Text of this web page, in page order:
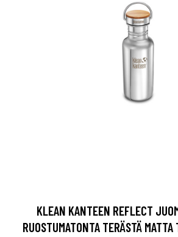
KLEAN KANTEEN REFLECT
RUOSTUMATONTA TERÄSTÄ